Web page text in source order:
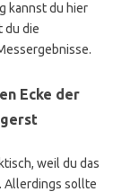
kannst du hier
du die
Ecke der
weil du das
Allerdings sollte